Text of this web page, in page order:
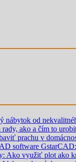
nábytok od
ako a čím to
prachu v
software
Ako využiť plot ako